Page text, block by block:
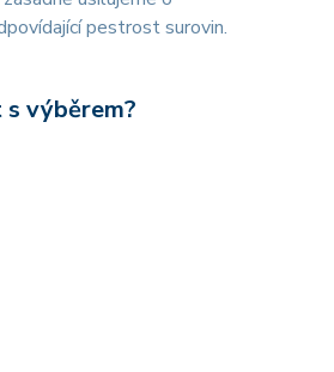
pestrost surovin.
výběrem?